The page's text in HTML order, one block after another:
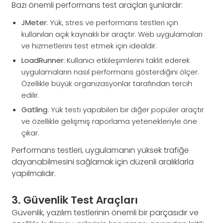
Bazı önemli performans test araçları şunlardır:
JMeter: Yük, stres ve performans testleri için
kullanılan açık kaynaklı bir araçtır. Web uygulamaları
ve hizmetlerini test etmek için idealdir.
LoadRunner: Kullanıcı etkileşimlerini taklit ederek
uygulamaların nasıl performans gösterdiğini ölçer.
Özellikle büyük organizasyonlar tarafından tercih
edilir.
Gatling: Yük testi yapabilen bir diğer popüler araçtır
ve özellikle gelişmiş raporlama yetenekleriyle öne
çıkar.
Performans testleri, uygulamanın yüksek trafiğe
dayanabilmesini sağlamak için düzenli aralıklarla
yapılmalıdır.
3. Güvenlik Test Araçları
Güvenlik, yazılım testlerinin önemli bir parçasıdır ve